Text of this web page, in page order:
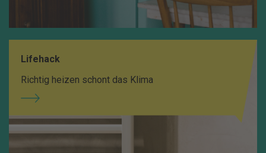
Lifehack
Richtig heizen schont das Klima